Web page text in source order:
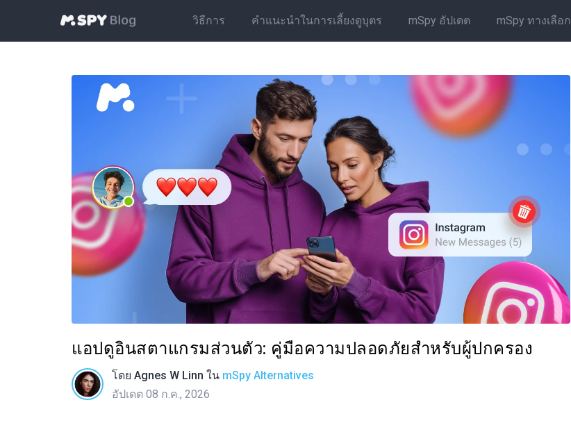
วิธีการ คำแนะนำในการเลี้ยงดูบุตร mSpy อัปเดต mSpy ทางเลือก
แอปดูอินสตาแกรมส่วนตัว: คู่มือความปลอดภัยสำหรับผู้ปกครอง
โดย Agnes W Linn ใน mSpy Alternatives
อัปเดต 08 ก.ค., 2026